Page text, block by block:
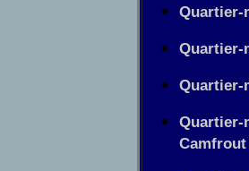
Quartier-
Quartier-
Quartier-
Quartier-
Camfrout